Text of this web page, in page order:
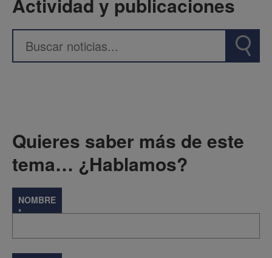
Quieres saber más de este
tema… ¿Hablamos?
NOMBRE
*